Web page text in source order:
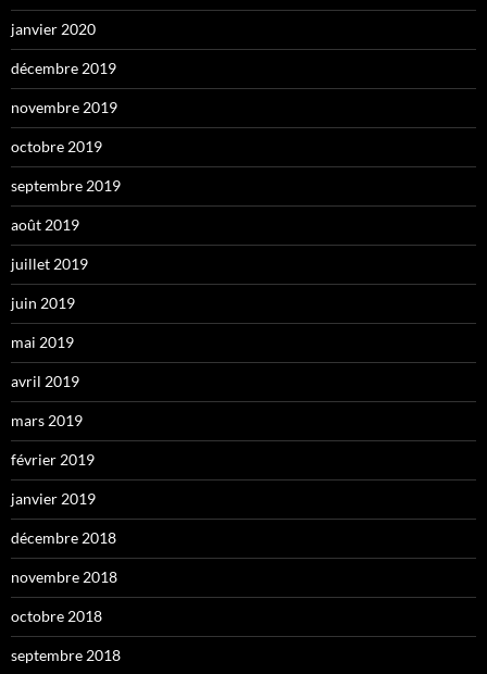
janvier 2020
décembre 2019
novembre 2019
octobre 2019
septembre 2019
août 2019
juillet 2019
juin 2019
mai 2019
avril 2019
mars 2019
février 2019
janvier 2019
décembre 2018
novembre 2018
octobre 2018
septembre 2018